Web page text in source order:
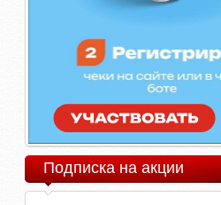
Подписка на акции